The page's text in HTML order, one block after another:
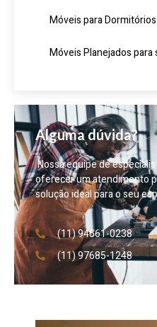
Móveis para Dormitórios
Móveis Planejados para
Alguma dúvida?
Nossa equipe de
oferecer um atendimento
solução ideal para o seu
(11) 94661-0238
(11) 97685-1248